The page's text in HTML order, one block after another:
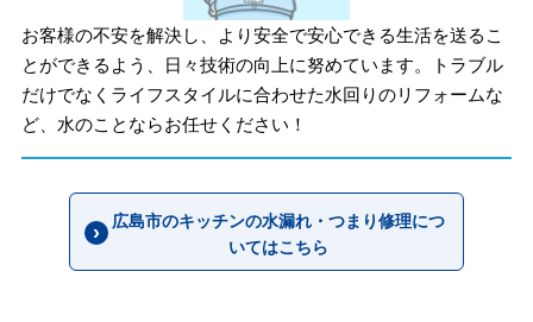
お客様の不安を解決し、より安全で安心できる生活を送るこ
とができるよう、日々技術の向上に努めています。トラブル
だけでなくライフスタイルに合わせた水回りのリフォームな
ど、水のことならお任せください！
広島市のキッチンの水漏れ・つまり修理につ
いてはこちら